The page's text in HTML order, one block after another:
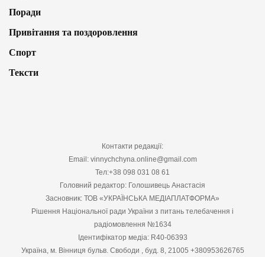
Поради
Привітання та поздоровлення
Спорт
Тексти
Контакти редакції:
Email: vinnychchyna.online@gmail.com
Тел:+38 098 031 08 61
Головний редактор: Голошивець Анастасія
Засновник: ТОВ «УКРАЇНСЬКА МЕДІАПЛАТФОРМА»
Рішення Національної ради України з питань телебачення і
радіомовлення №1634
Ідентифікатор медіа: R40-06393
Україна, м. Вінниця бульв. Свободи , буд. 8, 21005 +380953626765